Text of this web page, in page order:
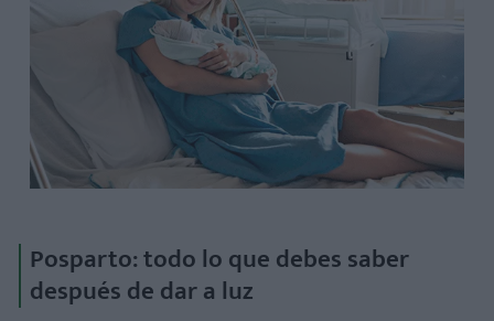
Posparto: todo lo que debes saber
después de dar a luz